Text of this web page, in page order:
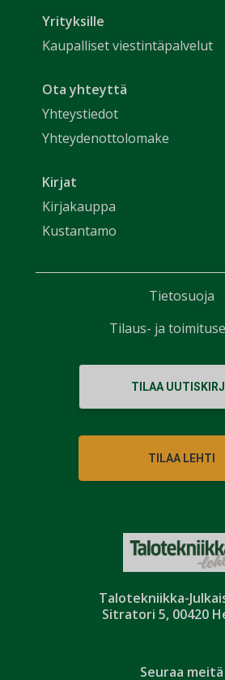
Talotekniikka-
Sitratori 5, 00420
Yrityksille
Kaupalliset viestintäpalvelut
Ota yhteyttä
Yhteystiedot
Yhteydenottolomake
Kirjat
Kirjakauppa
Kustantamo
TILAA
TILAA LEHTI
Seuraa meitä
Tietosuoja
Tilaus- ja